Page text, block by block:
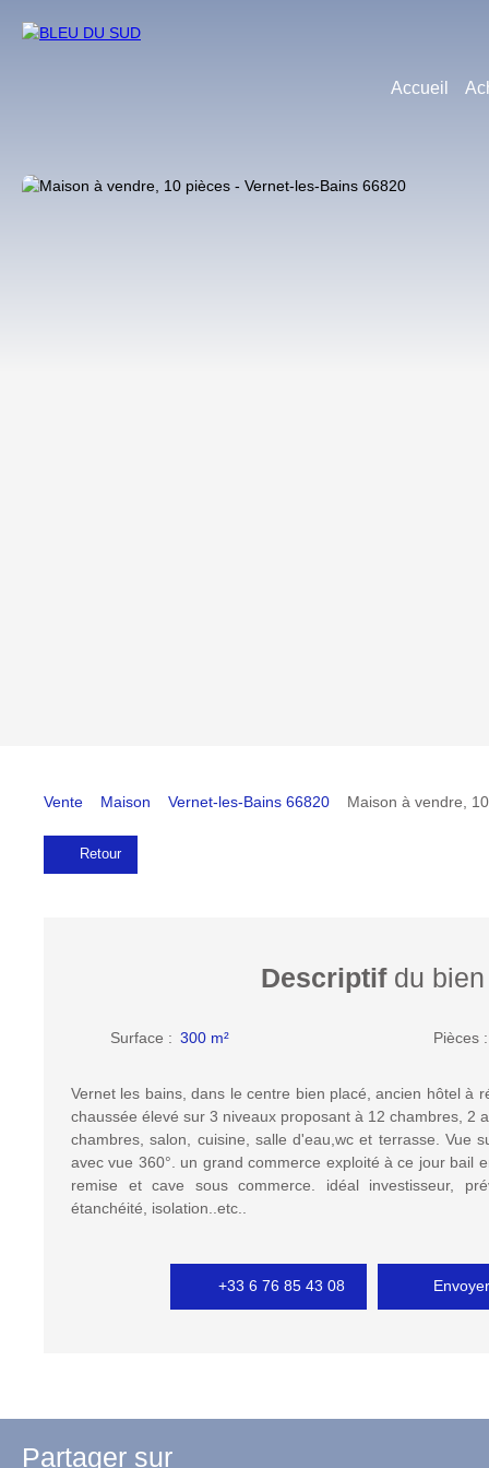
Accueil
Vente Maison Vernet-les-Bains 66820 Maison à vendre,
Retour
Descriptifdu bien
Surface : 300 m² Pièces :
Vernet les bains, dans le centre bien placé, ancien hôtel à
chaussée élevé sur 3 niveaux proposant à 12 chambres, 2
chambres, salon, cuisine, salle d'eau,wc et terrasse. Vue
avec vue 360°. un grand commerce exploité à ce jour bail
remise et cave sous commerce. idéal investisseur,
étanchéité, isolation..etc..
+33 6 76 85 43 08
Partager sur